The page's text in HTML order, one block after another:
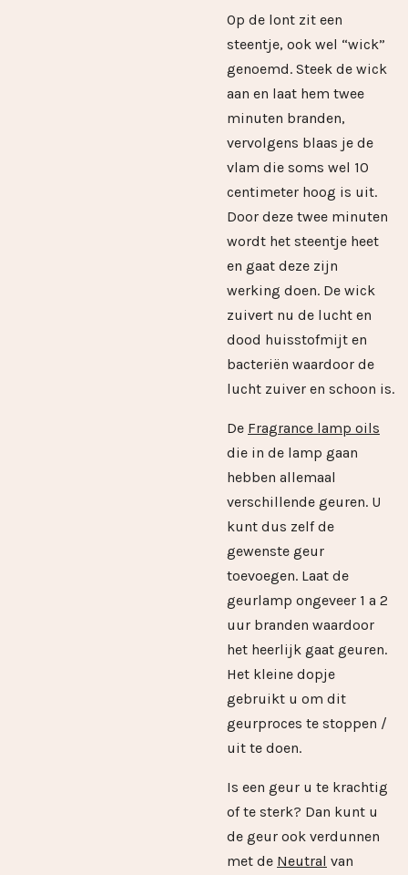
Op de lont zit een
steentje, ook wel “wick”
genoemd. Steek de wick
aan en laat hem twee
minuten branden,
vervolgens blaas je de
vlam die soms wel 10
centimeter hoog is uit.
Door deze twee minuten
wordt het steentje heet
en gaat deze zijn
werking doen. De wick
zuivert nu de lucht en
dood huisstofmijt en
bacteriën waardoor de
lucht zuiver en schoon is.
De Fragrance lamp oils
die in de lamp gaan
hebben allemaal
verschillende geuren. U
kunt dus zelf de
gewenste geur
toevoegen. Laat de
geurlamp ongeveer 1 a 2
uur branden waardoor
het heerlijk gaat geuren.
Het kleine dopje
gebruikt u om dit
geurproces te stoppen /
uit te doen.
Is een geur u te krachtig
of te sterk? Dan kunt u
de geur ook verdunnen
met de Neutral van